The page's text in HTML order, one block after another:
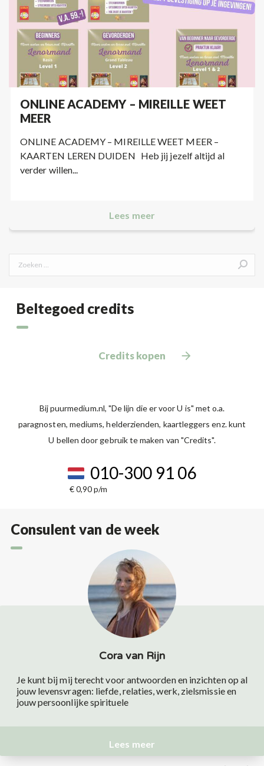
ONLINE ACADEMY – MIREILLE WEET
MEER
ONLINE ACADEMY – MIREILLE WEET MEER –
KAARTEN LEREN DUIDEN Heb jij jezelf altijd al
verder willen...
Lees meer
Search:
Beltegoed credits
Credits kopen
Bij puurmedium.nl, "De lijn die er voor U is" met o.a.
paragnosten, mediums, helderzienden, kaartleggers enz. kunt
U bellen door gebruik te maken van "Credits".
010-300 91 06
€ 0,90 p/m
Consulent van de week
Cora van Rijn
Je kunt bij mij terecht voor antwoorden en inzichten op al
jouw levensvragen: liefde, relaties, werk, zielsmissie en
jouw persoonlijke spirituele
Lees meer